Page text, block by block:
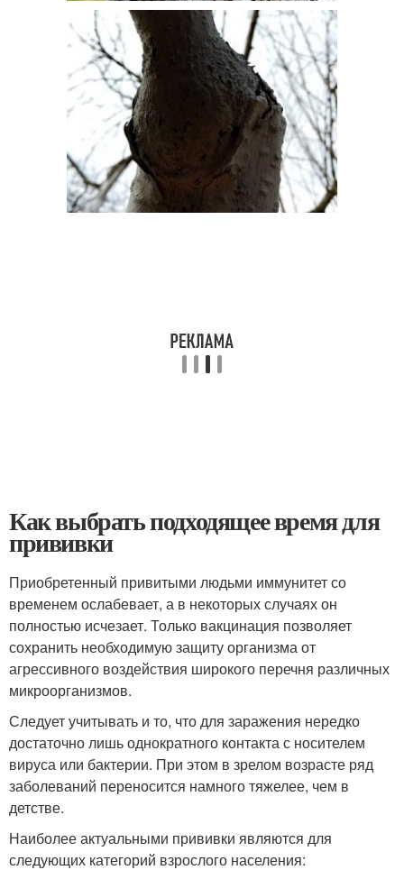
Как выбрать подходящее время для
прививки
Приобретенный привитыми людьми иммунитет со
временем ослабевает, а в некоторых случаях он
полностью исчезает. Только вакцинация позволяет
сохранить необходимую защиту организма от
агрессивного воздействия широкого перечня различных
микроорганизмов.
Следует учитывать и то, что для заражения нередко
достаточно лишь однократного контакта с носителем
вируса или бактерии. При этом в зрелом возрасте ряд
заболеваний переносится намного тяжелее, чем в
детстве.
Наиболее актуальными прививки являются для
следующих категорий взрослого населения: